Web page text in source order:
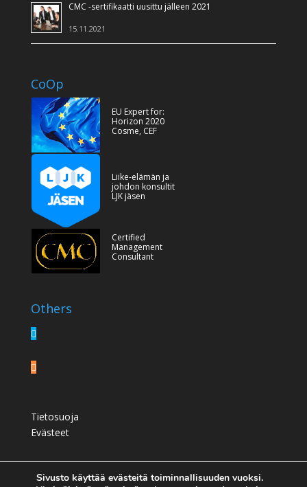
CMC -sertifikaatti uusittu jälleen 2021
15.11.2021
CoOp
EU Expert for:
Horizon 2020
Cosme, CEF
Liike-elämän ja
johdon konsultit
LJK jäsen
Certified
Management
Consultant
Others
Tietosuoja
Evästeet
Sivusto käyttää evästeitä toiminnallisuuden vuoksi.